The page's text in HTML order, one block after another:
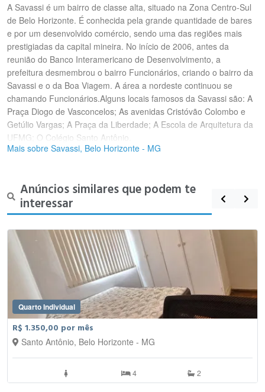
A Savassi é um bairro de classe alta, situado na Zona Centro-Sul
de Belo Horizonte. É conhecida pela grande quantidade de bares
e por um desenvolvido comércio, sendo uma das regiões mais
prestigiadas da capital mineira. No início de 2006, antes da
reunião do Banco Interamericano de Desenvolvimento, a
prefeitura desmembrou o bairro Funcionários, criando o bairro da
Savassi e o da Boa Viagem. A área a nordeste continuou se
chamando Funcionários.Alguns locais famosos da Savassi são: A
Praça Diogo de Vasconcelos; As avenidas Cristóvão Colombo e
Getúlio Vargas; A Praça da Liberdade; A Escola de Arquitetura da
UFMG; O Colégio Santo Antônio.
Mais sobre Savassi, Belo Horizonte - MG
Anúncios similares que podem te
interessar
Quarto Individual
R$ 1.350,00 por mês
Santo Antônio, Belo Horizonte - MG
4 2